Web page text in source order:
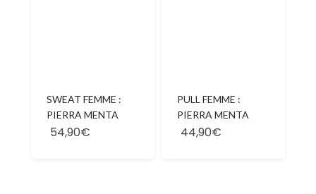
SWEAT FEMME :
PIERRA MENTA
54,90€
PULL FEMME :
PIERRA MENTA
44,90€